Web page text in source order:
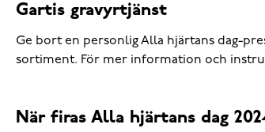
Gartis gravyrtjänst
Ge bort en personlig Alla hjärtans dag-
sortiment. För mer information och
När firas Alla hjärtans dag